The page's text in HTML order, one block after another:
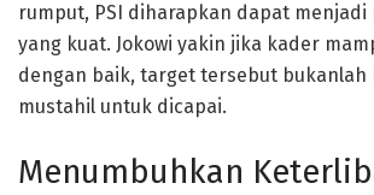
rumput, PSI diharapkan dapat
yang kuat. Jokowi yakin jika kader
dengan baik, target tersebut bukanlah
mustahil untuk dicapai.
Menumbuhkan